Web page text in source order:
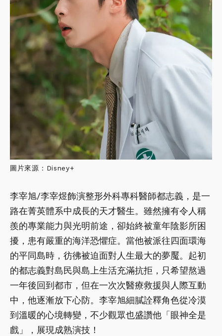
圖片來源：Disney+
李宰旭/李宰煜飾演整形外科專科醫師都志義，是一
路在菁英體系中成長的天才醫生。雖然擁有令人稱
羨的專業能力與光明前途，卻始終被童年陰影所困
擾，患有嚴重的海洋恐懼症。當他被派往四面環海
的平同島時，彷彿被迫面對人生最大的夢魘。起初
的都志義對島民與島上生活充滿抗拒，只希望熬過
一年後回到都市，但在一次次醫療救援與人際互動
中，他逐漸放下心防。李宰旭細膩詮釋角色從冷漠
到溫暖的心境轉變，不少觀眾也盛讚他「眼神全是
戲」，展現成熟演技！